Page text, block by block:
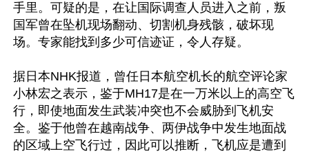
手里。可疑的是，在让国际调查人员进入之前，叛
国军曾在坠机现场翻动、切割机身残骸，破坏现
场。专家能找到多少可信迹证，令人存疑。
据日本NHK报道，曾任日本航空机长的航空评论家
小林宏之表示，鉴于MH17是在一万米以上的高空飞
行，即使地面发生武装冲突也不会威胁到飞机安
全。鉴于他曾在越南战争、两伊战争中发生地面战
的区域上空飞行过，因此可以推断，飞机应是遭到